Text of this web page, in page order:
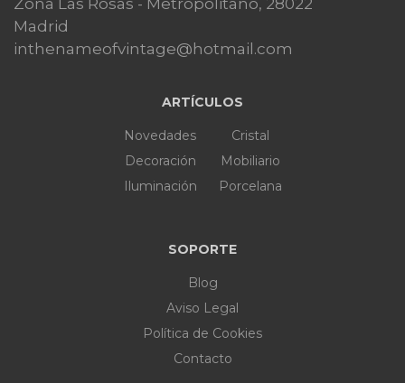
Zona Las Rosas - Metropolitano, 28022
Madrid
inthenameofvintage@hotmail.com
ARTÍCULOS
Novedades
Decoración
Iluminación
Cristal
Mobiliario
Porcelana
SOPORTE
Blog
Aviso Legal
Política de Cookies
Contacto